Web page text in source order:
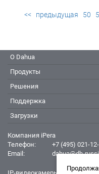
<< предыдущая 50
О Dahua
Продукты
Решения
Поддержка
Загрузки
Компания iPera
Телефон:
+7 (495) 021-
Email:
dahua@dh-